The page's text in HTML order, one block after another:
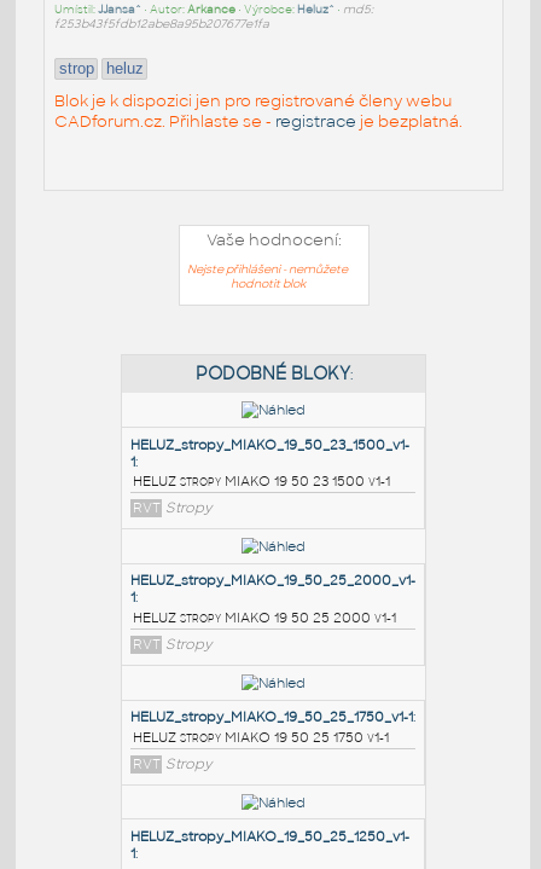
Umístil:JJansa^ • Autor:Arkance• Výrobce: Heluz^ • md5:
f253b43f5fdb12abe8a95b207677e1fa
strop heluz
Blok je k dispozici jen pro registrované členy webu
CADforum.cz. Přihlaste se - registrace je bezplatná.
Vaše hodnocení:
Nejste přihlášeni - nemůžete
hodnotit blok
PODOBNÉ BLOKY
HELUZ_stropy_MIAKO_19_50_23_1500_v1-
HELUZ stropy MIAKO 19 50 23 1500 v1-1
RVT Stropy
HELUZ_stropy_MIAKO_19_50_25_2000_v1-
1: